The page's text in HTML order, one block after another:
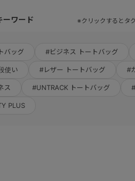
ーワード ※クリックするとタ
バッグ #ビジネス トートバッグ
使い #レザー トートバッグ #
ス #UNTRACK トートバッグ
PLUS